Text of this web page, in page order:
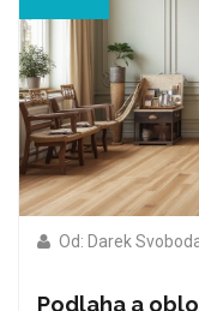
Od: Darek
Podlaha a